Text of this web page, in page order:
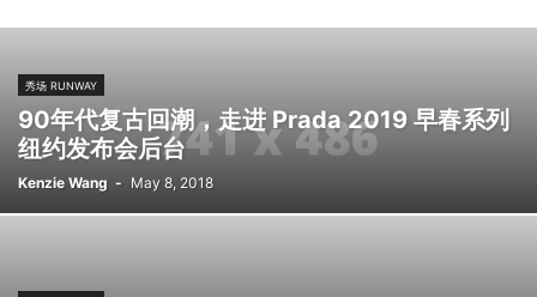
秀场 RUNWAY
90年代复古回潮，走进 Prada 2019 早春系列
纽约发布会后台
Kenzie Wang - May 8, 2018